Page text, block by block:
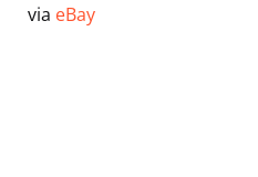
via eBay